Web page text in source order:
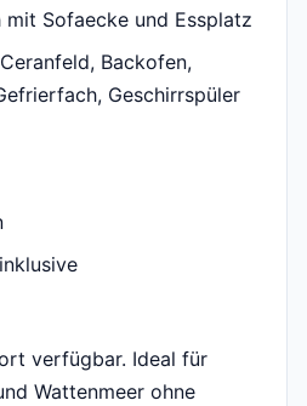
mit Sofaecke und Essplatz
Backofen,
Geschirrspüler
verfügbar. Ideal für
Wattenmeer ohne